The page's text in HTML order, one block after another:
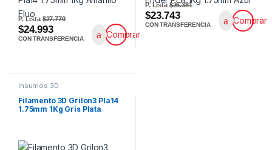
P. Lista$27.770
$24.993
CON TRANSFERENCIA Comprar
P. Lista$26.381
$23.743
CON TRANSFERENCIA Comprar
Insumos 3D
Filamento 3D Grilon3 Pla14
1.75mm 1Kg Gris Plata